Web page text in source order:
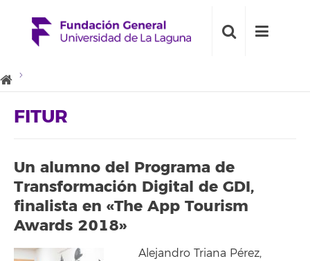
FITUR
Un alumno del Programa de
Transformación Digital de GDI,
finalista en «The App Tourism
Awards 2018»
Alejandro Triana Pérez,